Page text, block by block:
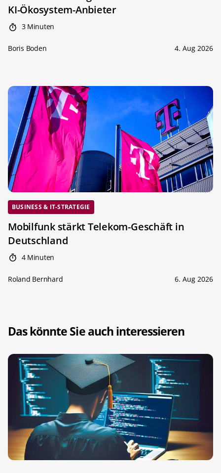
KI-Ökosystem-Anbieter
3 Minuten
Boris Boden 4. Aug 2026
BUSINESS & IT-STRATEGIE
Mobilfunk stärkt Telekom-Geschäft in
Deutschland
4 Minuten
Roland Bernhard 6. Aug 2026
Das könnte Sie auch interessieren